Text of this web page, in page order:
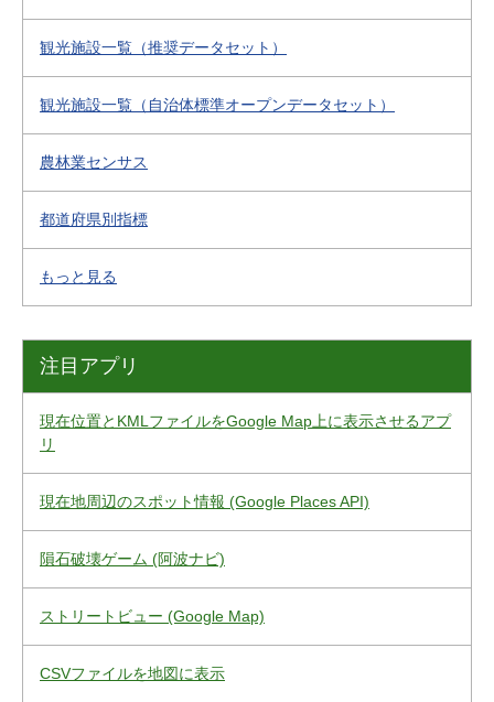
観光施設一覧（推奨データセット）
観光施設一覧（自治体標準オープンデータセット）
農林業センサス
都道府県別指標
もっと見る
注目アプリ
現在位置とKMLファイルをGoogle Map上に表示させるアプ
リ
現在地周辺のスポット情報 (Google Places API)
隕石破壊ゲーム (阿波ナビ)
ストリートビュー (Google Map)
CSVファイルを地図に表示